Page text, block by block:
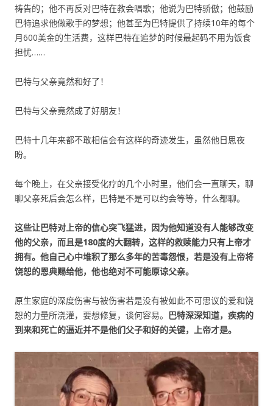
祷告的；他不再反对巴特在教会唱歌；他说为巴特骄傲；他鼓励
巴特追求他做歌手的梦想；他甚至为巴特提供了持续10年的每个
月600美金的生活费，这样巴特在追梦的时候最起码不用为饭食
担忧……
巴特与父亲竟然和好了！
巴特与父亲竟然成了好朋友！
巴特十几年来都不敢相信会有这样的奇迹发生，虽然他日思夜
盼。
每个晚上，在父亲接受化疗的几个小时里，他们会一直聊天，聊
聊父亲死后会怎么样，巴特是不是可以约会等等，什么都聊。
这些让巴特对上帝的信心突飞猛进，因为他知道没有人能够改变
他的父亲，而且是180度的大翻转，这样的救赎能力只有上帝才
拥有。他自己心中堆积了那么多年的苦毒怨恨，若是没有上帝将
饶恕的恩典赐给他，他也绝对不可能原谅父亲。
原生家庭的深度伤害与被伤害若是没有被如此不可思议的爱和饶
恕的力量所浇灌，要想修复，谈何容易。 巴特深深知道，疾病的
到来和死亡的逼近并不是他们父子和好的关键，上帝才是。